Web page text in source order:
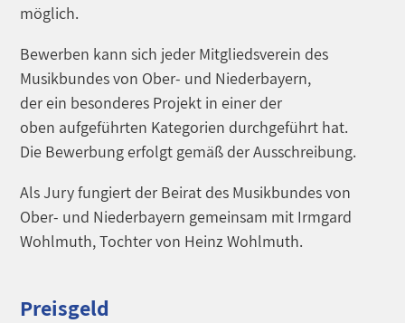
möglich.
Bewerben kann sich jeder Mitgliedsverein des
Musikbundes von Ober- und Niederbayern,
der ein besonderes Projekt in einer der
oben aufgeführten Kategorien durchgeführt hat.
Die Bewerbung erfolgt gemäß der Ausschreibung.
Als Jury fungiert der Beirat des Musikbundes von
Ober- und Niederbayern gemeinsam mit Irmgard
Wohlmuth, Tochter von Heinz Wohlmuth.
Preisgeld